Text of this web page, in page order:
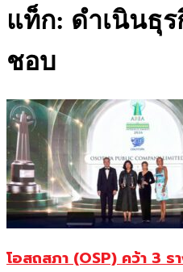
แท็ก: ดำเนินธุ
ชอบ
โอสถสภา (OSP) คว้า 3